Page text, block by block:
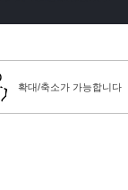
확대/축소가 가능합니다